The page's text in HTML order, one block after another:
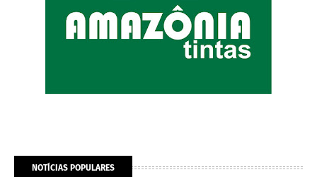
NOTÍCIAS POPULARES